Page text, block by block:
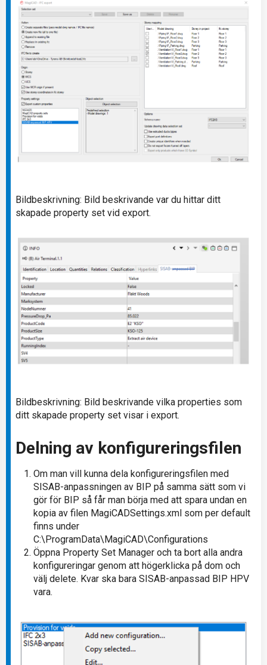
Bildbeskrivning: Bild beskrivande var du hittar ditt
skapade property set vid export.
Bildbeskrivning: Bild beskrivande vilka properties som
ditt skapade property set visar i export.
Delning av konfigureringsfilen
Om man vill kunna dela konfigureringsfilen med
SISAB-anpassningen av BIP på samma sätt som vi
gör för BIP så får man börja med att spara undan en
kopia av filen MagiCADSettings.xml som per default
finns under
C:\ProgramData\MagiCAD\Configurations
Öppna Property Set Manager och ta bort alla andra
konfigureringar genom att högerklicka på dom och
välj delete. Kvar ska bara SISAB-anpassad BIP HPV
vara.